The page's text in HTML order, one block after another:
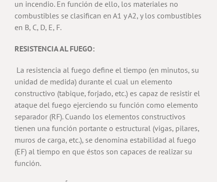
un incendio. En función de ello, los materiales no
combustibles se clasifican en A1 y A2, y los combustibles
en B, C, D, E, F.
RESISTENCIA AL FUEGO:
La resistencia al fuego define el tiempo (en minutos, su
unidad de medida) durante el cual un elemento
constructivo (tabique, forjado, etc.) es capaz de resistir el
ataque del fuego ejerciendo su función como elemento
separador (RF). Cuando los elementos constructivos
tienen una función portante o estructural (vigas, pilares,
muros de carga, etc.), se denomina estabilidad al fuego
(EF) al tiempo en que éstos son capaces de realizar su
función.